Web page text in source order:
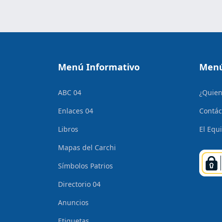
Menú Informativo
ABC 04
Enlaces 04
Libros
Mapas del Carchi
Símbolos Patrios
Directorio 04
Anuncios
El